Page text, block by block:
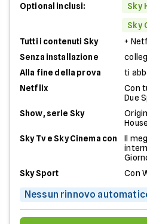
Optional inclusi:
Sky
Sky
Tutti i contenuti Sky
+
Senza installazione
Alla fine della prova
ti
Netflix
Con
Due
Show, serie Sky
Sky Tv e Sky Cinema con
Il
Sky Sport
Con
Nessun rinnovo